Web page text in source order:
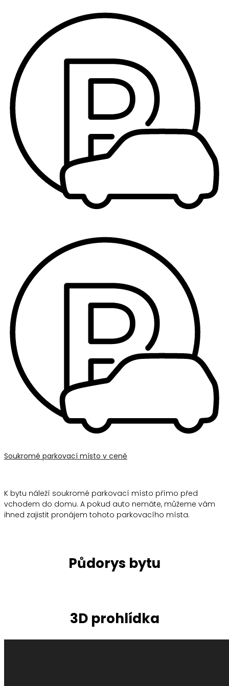
Soukromé parkovací místo v ceně
K bytu náleží soukromé parkovací místo přímo před
vchodem do domu. A pokud auto nemáte, můžeme vám
ihned zajistit pronájem tohoto parkovacího místa.
Půdorys bytu
3D prohlídka